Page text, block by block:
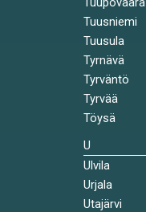
Tuusniemi
Tuusula
Tyrnävä
Tyrväntö
Tyrvää
Töysä
U
Ulvila
Urjala
Utajärvi